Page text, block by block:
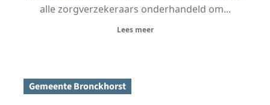
alle zorgverzekeraars onderhandeld om...
Lees meer
Gemeente Bronckhorst